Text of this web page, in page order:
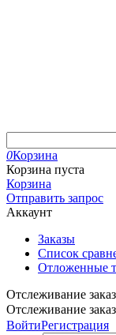
0Корзина
Корзина пуста
Корзина
Отправить запрос
Аккаунт
Заказы
Список
Отложенные
Отслеживание
Отслеживание
ВойтиРегистрация